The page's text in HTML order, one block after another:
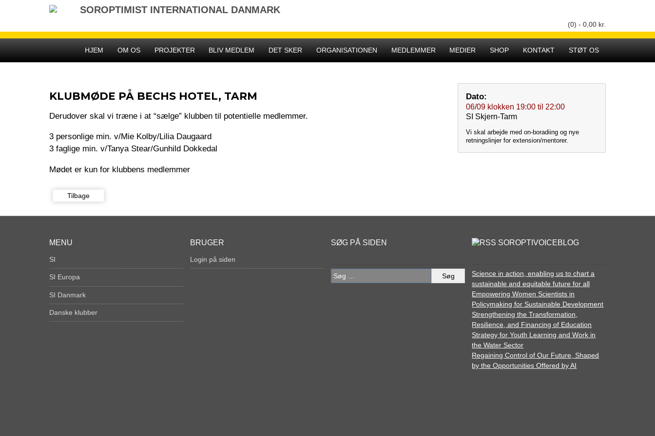
SOROPTIMIST INTERNATIONAL DANMARK
(0) -0,00 kr.
HJEM
OM OS PROJEKTER BLIV MEDLEM DET SKER ORGANISATIONEN MEDLEMMER MEDIER SHOP KONTAKT STØT OS
KLUBMØDE PÅ BECHS HOTEL, TARM
Derudover skal vi træne i at “sælge” klubben til potentielle medlemmer.
3 personlige min. v/Mie Kolby/Lilia Daugaard
3 faglige min. v/Tanya Stear/Gunhild Dokkedal
Mødet er kun for klubbens medlemmer
Tilbage
Dato:
06/09 klokken 19:00 til 22:00
SI Skjern-Tarm
Vi skal arbejde med on-boradiing og nye
retningslinjer for extension/mentorer.
MENU
SI
SI Europa
SI Danmark
Danske klubber
BRUGER
Login på siden
SØG PÅ SIDEN
Søg
efter:
SOROPTIVOICEBLOG
Science in action, enabling us to chart a
sustainable and equitable future for all
Empowering Women Scientists in
Policymaking for Sustainable Development
Strengthening the Transformation,
Resilience, and Financing of Education
Strategy for Youth Learning and Work in
the Water Sector
Regaining Control of Our Future, Shaped
by the Opportunities Offered by AI